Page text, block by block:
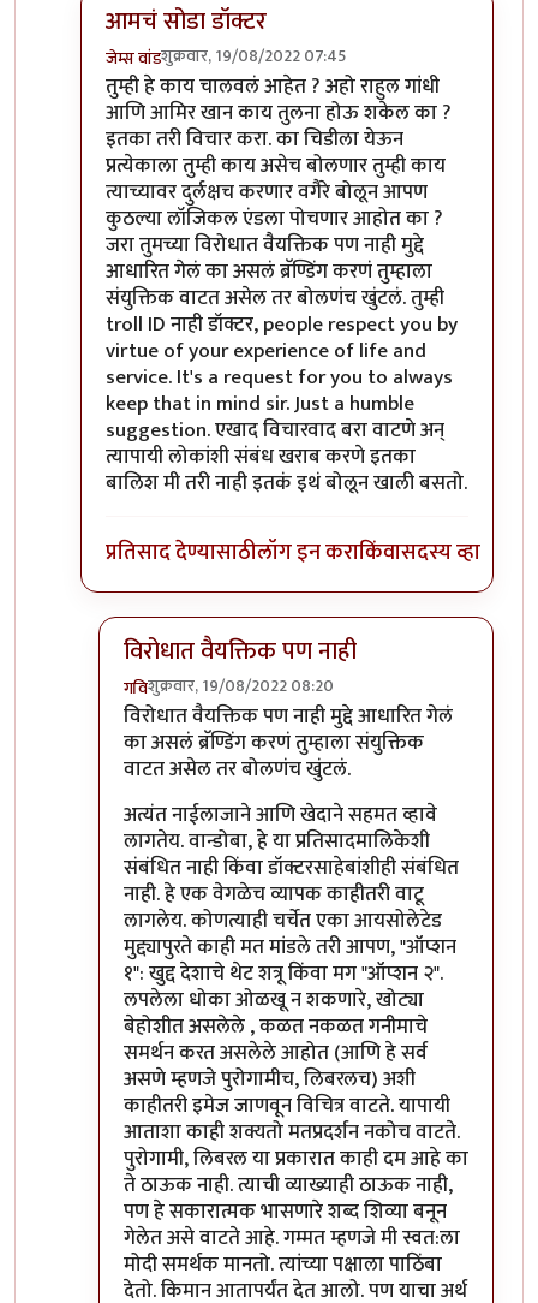
आमचं सोडा डॉक्टर
जेम्स वांडशुक्रवार, 19/08/2022 07:45
In reply toइतके असूनही जर टर्की सोबतby
तुम्ही हे काय चालवलं आहेत ? अहो राहुल गांधी
आणि आमिर खान काय तुलना होऊ शकेल का ?
इतका तरी विचार करा. का चिडीला येऊन
प्रत्येकाला तुम्ही काय असेच बोलणार तुम्ही काय
त्याच्यावर दुर्लक्षच करणार वगैरे बोलून आपण
कुठल्या लॉजिकल एंडला पोचणार आहोत का ?
जरा तुमच्या विरोधात वैयक्तिक पण नाही मुद्दे
आधारित गेलं का असलं ब्रॅण्डिंग करणं तुम्हाला
संयुक्तिक वाटत असेल तर बोलणंच खुंटलं. तुम्ही
troll ID नाही डॉक्टर, people respect you by
virtue of your experience of life and
service. It's a request for you to always
keep that in mind sir. Just a humble
suggestion. एखाद विचारवाद बरा वाटणे अन्
त्यापायी लोकांशी संबंध खराब करणे इतका
बालिश मी तरी नाही इतकं इथं बोलून खाली बसतो.
प्रतिसाद देण्यासाठीलॉग इन कराकिंवासदस्य व्हा
विरोधात वैयक्तिक पण नाही
गविशुक्रवार, 19/08/2022 08:20
In reply toआमचं सोडा डॉक्टरbyजेम्स वांड
विरोधात वैयक्तिक पण नाही मुद्दे आधारित गेलं
का असलं ब्रॅण्डिंग करणं तुम्हाला संयुक्तिक
वाटत असेल तर बोलणंच खुंटलं.
अत्यंत नाईलाजाने आणि खेदाने सहमत व्हावे
लागतेय. वान्डोबा, हे या प्रतिसादमालिकेशी
संबंधित नाही किंवा डॉक्टरसाहेबांशीही संबंधित
नाही. हे एक वेगळेच व्यापक काहीतरी वाटू
लागलेय. कोणत्याही चर्चेत एका आयसोलेटेड
मुद्द्यापुरते काही मत मांडले तरी आपण, "ऑप्शन
१": खुद्द देशाचे थेट शत्रू किंवा मग "ऑप्शन २".
लपलेला धोका ओळखू न शकणारे, खोट्या
बेहोशीत असलेले , कळत नकळत गनीमाचे
समर्थन करत असलेले आहोत (आणि हे सर्व
असणे म्हणजे पुरोगामीच, लिबरलच) अशी
काहीतरी इमेज जाणवून विचित्र वाटते. यापायी
आताशा काही शक्यतो मतप्रदर्शन नकोच वाटते.
पुरोगामी, लिबरल या प्रकारात काही दम आहे का
ते ठाऊक नाही. त्याची व्याख्याही ठाऊक नाही,
पण हे सकारात्मक भासणारे शब्द शिव्या बनून
गेलेत असे वाटते आहे. गम्मत म्हणजे मी स्वत:ला
मोदी समर्थक मानतो. त्यांच्या पक्षाला पाठिंबा
देतो. किमान आतापर्यंत देत आलो. पण याचा अर्थ